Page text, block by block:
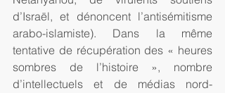
d’Israël, et dénoncent l’antisémitisme
arabo-islamiste). Dans la même
tentative de récupération des « heures
sombres de l’histoire », nombre
d’intellectuels et de médias nord-